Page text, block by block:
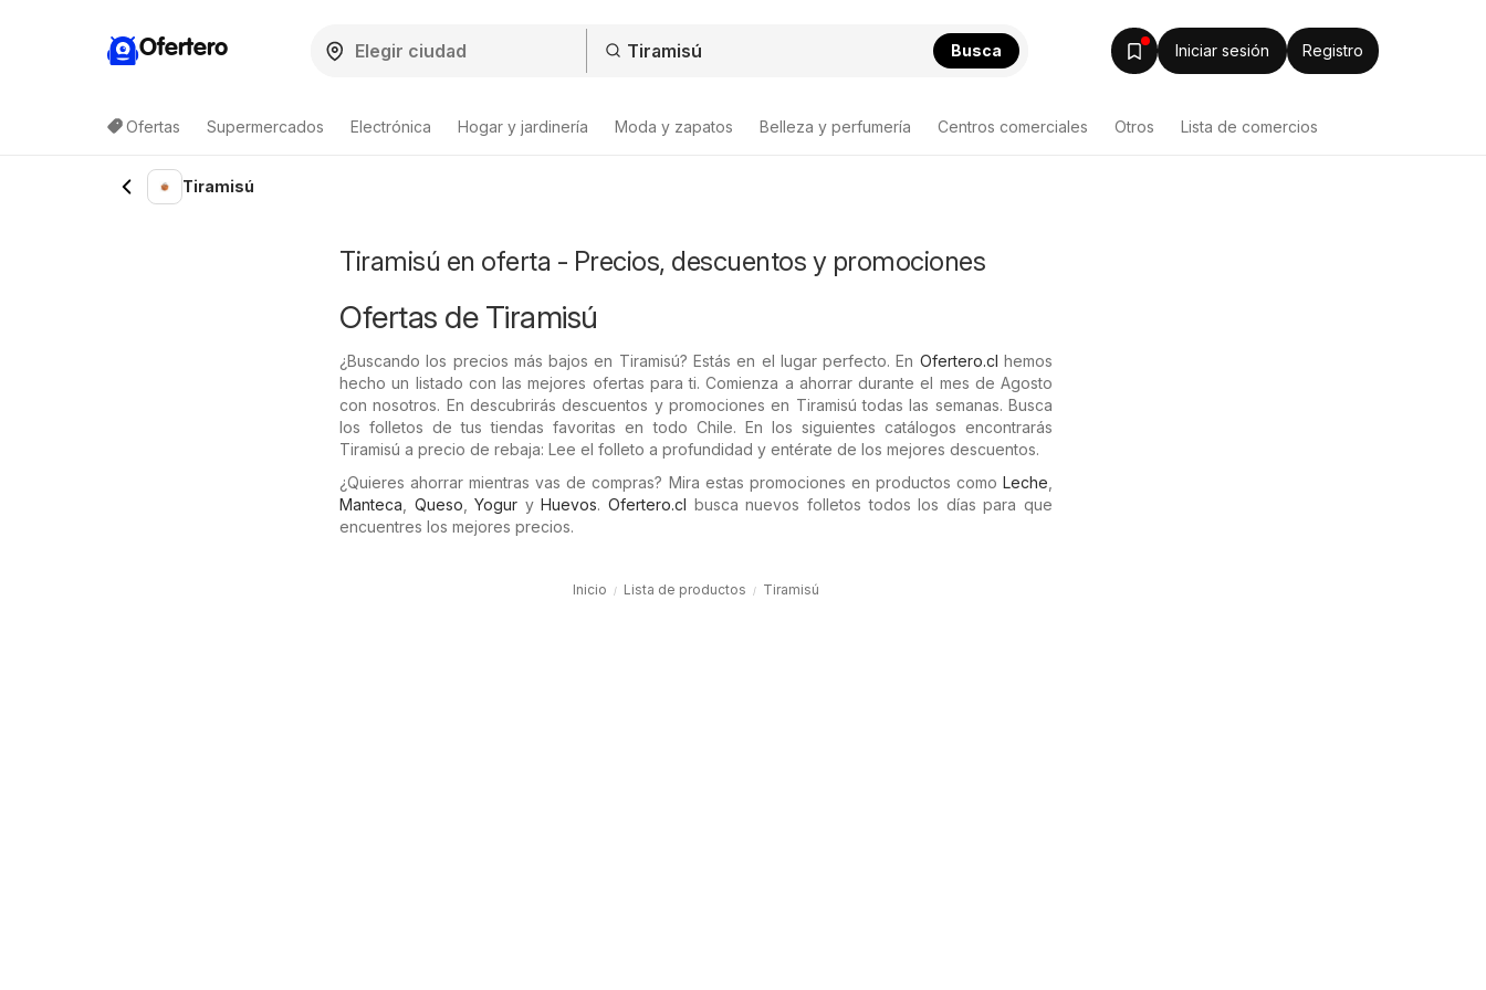
Ofertero Busca Iniciar sesión Registro
Ofertas Supermercados Electrónica Hogar y jardinería Moda y zapatos Belleza y perfumería Centros comerciales Otros Lista de comercios
Lista de productos
Tiramisú
Tiramisú en oferta - Precios, descuentos y promociones
Ofertas de Tiramisú
¿Buscando los precios más bajos en Tiramisú? Estás en el lugar perfecto. En Ofertero.cl hemos
hecho un listado con las mejores ofertas para ti. Comienza a ahorrar durante el mes de Agosto
con nosotros. En descubrirás descuentos y promociones en Tiramisú todas las semanas. Busca
los folletos de tus tiendas favoritas en todo Chile. En los siguientes catálogos encontrarás
Tiramisú a precio de rebaja: Lee el folleto a profundidad y entérate de los mejores descuentos.
¿Quieres ahorrar mientras vas de compras? Mira estas promociones en productos como Leche
Manteca
Queso ,Yogur yHuevos.Ofertero.cl busca nuevos folletos todos los días para que
encuentres los mejores precios.
Inicio Lista de productos Tiramisú